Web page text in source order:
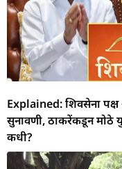
Explained: शिवसेना पक्ष
सुनावणी, ठाकरेंकडून मोठे
कधी?